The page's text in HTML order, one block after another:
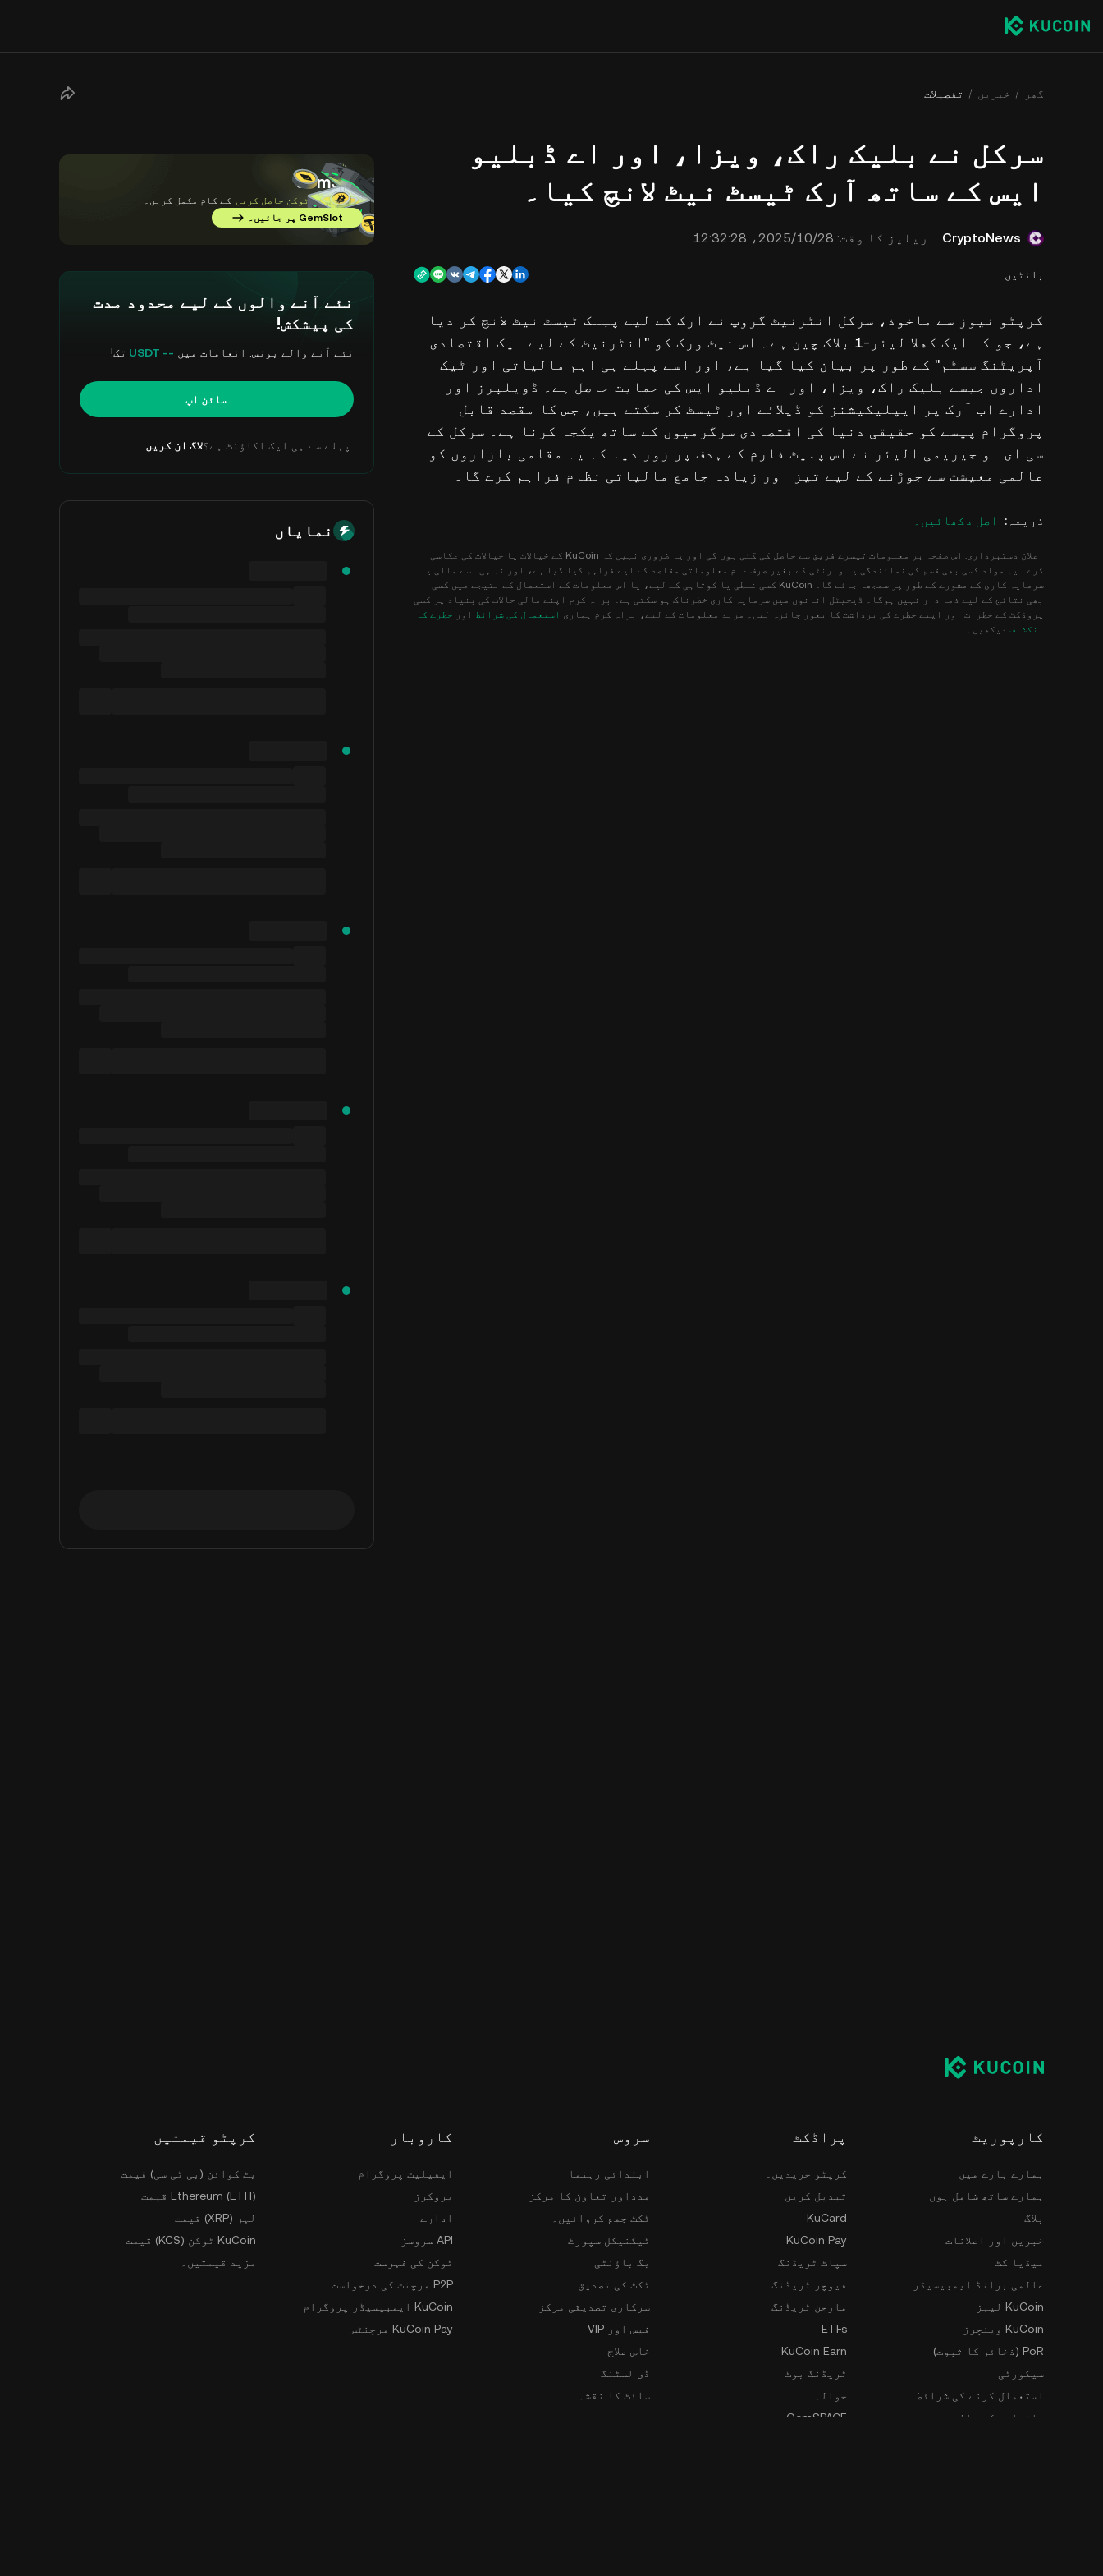
گھر خبریں تفصیلات
سرکل نے بلیک راک، ویزا، اور اے ڈبلیو
ایس کے ساتھ آرک ٹیسٹ نیٹ لانچ کیا۔
CryptoNews ریلیز کا وقت: 28‏/10‏/2025، 12:32:28
بانٹیں
کرپٹو نیوز سے ماخوذ، سرکل انٹرنیٹ گروپ نے آرک کے لیے پبلک ٹیسٹ نیٹ لانچ کر دیا
ہے، جو کہ ایک کھلا لیئر-1 بلاک چین ہے۔ اس نیٹ ورک کو "انٹرنیٹ کے لیے ایک اقتصادی
آپریٹنگ سسٹم" کے طور پر بیان کیا گیا ہے، اور اسے پہلے ہی اہم مالیاتی اور ٹیک
اداروں جیسے بلیک راک، ویزا، اور اے ڈبلیو ایس کی حمایت حاصل ہے۔ ڈویلپرز اور
ادارے اب آرک پر ایپلیکیشنز کو ڈپلائے اور ٹیسٹ کر سکتے ہیں، جس کا مقصد قابل
پروگرام پیسے کو حقیقی دنیا کی اقتصادی سرگرمیوں کے ساتھ یکجا کرنا ہے۔ سرکل کے
سی ای او جیریمی الیئر نے اس پلیٹ فارم کے ہدف پر زور دیا کہ یہ مقامی بازاروں کو
عالمی معیشت سے جوڑنے کے لیے تیز اور زیادہ جامع مالیاتی نظام فراہم کرے گا۔
ذریعہ : اصل دکھائیں۔
اعلان دستبرداری: اس صفحہ پر معلومات تیسرے فریق سے حاصل کی گئی ہوں گی اور یہ ضروری نہیں کہ KuCoin کے خیالات یا خیالات کی عکاسی
کرے۔ یہ مواد کسی بھی قسم کی نمائندگی یا وارنٹی کے بغیر صرف عام معلوماتی مقاصد کے لیے فراہم کیا گیا ہے، اور نہ ہی اسے مالی یا
سرمایہ کاری کے مشورے کے طور پر سمجھا جائے گا۔ KuCoin کسی غلطی یا کوتاہی کے لیے، یا اس معلومات کے استعمال کے نتیجے میں کسی
بھی نتائج کے لیے ذمہ دار نہیں ہوگا۔ ڈیجیٹل اثاثوں میں سرمایہ کاری خطرناک ہو سکتی ہے۔ براہ کرم اپنے مالی حالات کی بنیاد پر کسی
پروڈکٹ کے خطرات اور اپنے خطرے کی برداشت کا بغور جائزہ لیں۔ مزید معلومات کے لیے، براہ کرم ہماری استعمال کی شرائط اور خطرے کا
انکشاف دیکھیں۔
GemSlot
ہر روزمفت ٹوکن حاصل کریں کے کام مکمل کریں۔
GemSlot پر جائیں۔
نئے آنے والوں کے لیے محدود مدت
کی پیشکش!
نئے آنے والے بونس: انعامات میں -- USDT تک!
سائن اپ
پہلے سے ہی ایک اکاؤنٹ ہے؟لاگ ان کریں
نمایاں
کارپوریٹ
ہمارے بارے میں
ہمارے ساتھ شامل ہوں
بلاگ
خبریں اور اعلانات
میڈیا کٹ
عالمی برانڈ ایمبیسیڈر
KuCoin لیبز
KuCoin وینچرز
PoR (ذخائر کا ثبوت)
سیکورٹی
استعمال کرنے کی شرائط
رازداری کی پالیسی
پراڈکٹ
کرپٹو خریدیں۔
تبدیل کریں
KuCard
KuCoin Pay
سپاٹ ٹریڈنگ
فیوچر ٹریڈنگ
مارجن ٹریڈنگ
ETFs
KuCoin Earn
ٹریڈنگ بوٹ
حوالہ
GemSPACE
سروس
ابتدائی رہنما
مدداور تعاون کا مرکز
ٹکٹ جمع کروائیں۔
ٹیکنیکل سپورٹ
بگ باؤنٹی
ٹکٹ کی تصدیق
سرکاری تصدیقی مرکز
فیس اور VIP
خاص علاج
ڈی لسٹنگ
سائٹ کا نقشہ
کاروبار
ایفیلیٹ پروگرام
بروکرز
ادارے
API سروسز
ٹوکن کی فہرست
P2P مرچنٹ کی درخواست
KuCoin ایمبیسیڈر پروگرام
KuCoin Pay مرچنٹس
کرپٹو قیمتیں
بٹ کوائن (بی ٹی سی) قیمت
Ethereum (ETH) قیمت
لہر (XRP) قیمت
KuCoin ٹوکن (KCS) قیمت
مزید قیمتیں۔